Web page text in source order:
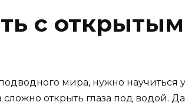
с
мира, нужно научиться
открыть глаза под водой.